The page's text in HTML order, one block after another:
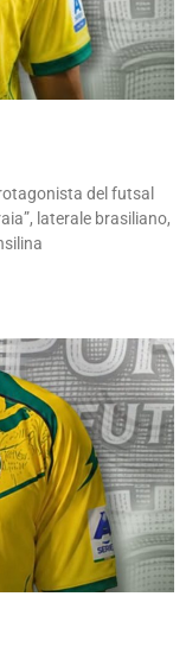
del futsal
laterale brasiliano,